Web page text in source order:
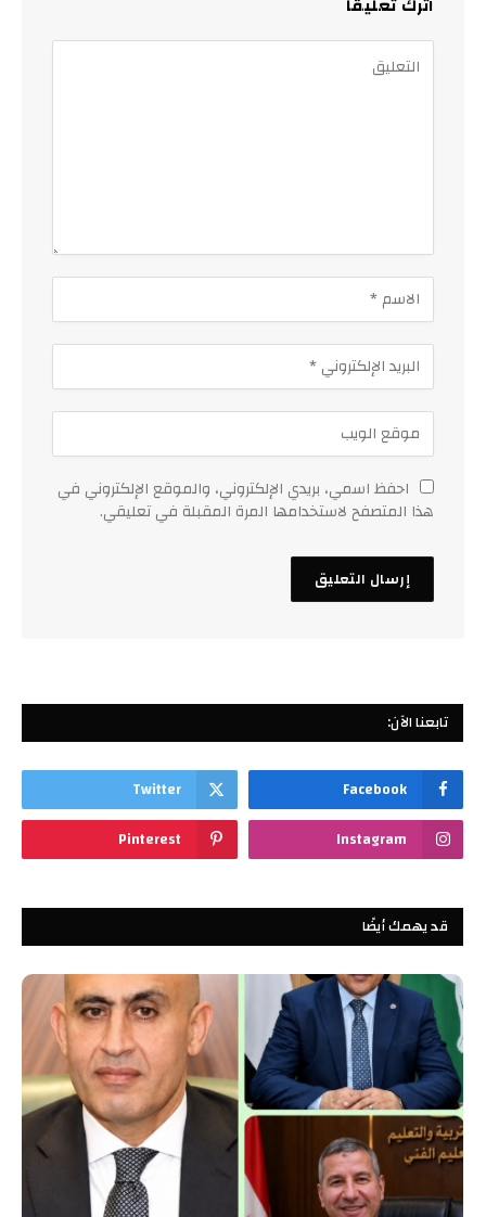
اترك تعليقاً
احفظ اسمي، بريدي الإلكتروني، والموقع الإلكتروني في
هذا المتصفح لاستخدامها المرة المقبلة في تعليقي.
تابعنا الآن:
Facebook
Twitter
Instagram
Pinterest
قد يهمك أيضًا